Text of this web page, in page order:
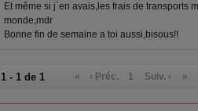
Et même si j`en avais,les frais de transports
monde,mdr
Bonne fin de semaine a toi aussi,bisous!!
1 - 1 de 1 « ‹ Préc. 1 Suiv. › »